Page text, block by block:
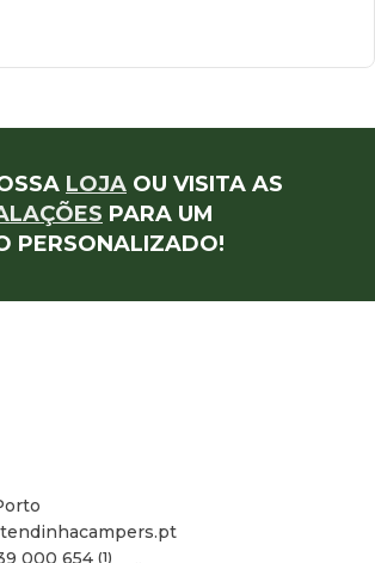
LOJA OU VISITA AS
PARA UM
PERSONALIZADO!
000 654 (1)